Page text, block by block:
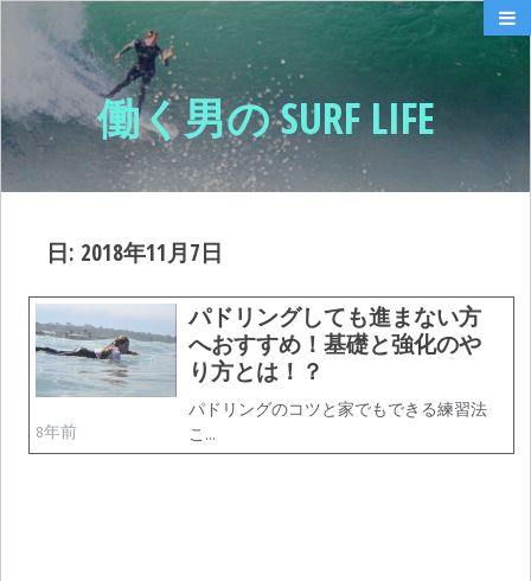
働く男の SURF LIFE
日: 2018年11月7日
8年前
パドリングしても進まない方
へおすすめ！基礎と強化のや
り方とは！？
パドリングのコツと家でもできる練習法
こ…